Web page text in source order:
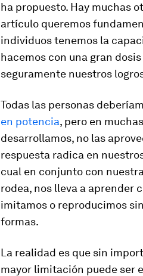
ha propuesto. Hay muchas
artículo queremos
individuos tenemos la
hacemos con una gran
seguramente nuestros
Todas las personas
en potencia, pero en
desarrollamos, no las
respuesta radica en
cual en conjunto con
rodea, nos lleva a aprender
imitamos o reproducimos
formas.
La realidad es que sin
mayor limitación puede ser